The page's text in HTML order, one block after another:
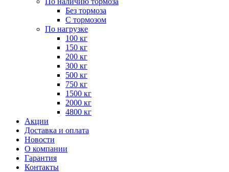
Без тормоза
С тормозом
По нагрузке
100 кг
150 кг
200 кг
300 кг
500 кг
750 кг
1500 кг
2000 кг
4800 кг
Акции
Доставка и оплата
Новости
О компании
Гарантия
Контакты